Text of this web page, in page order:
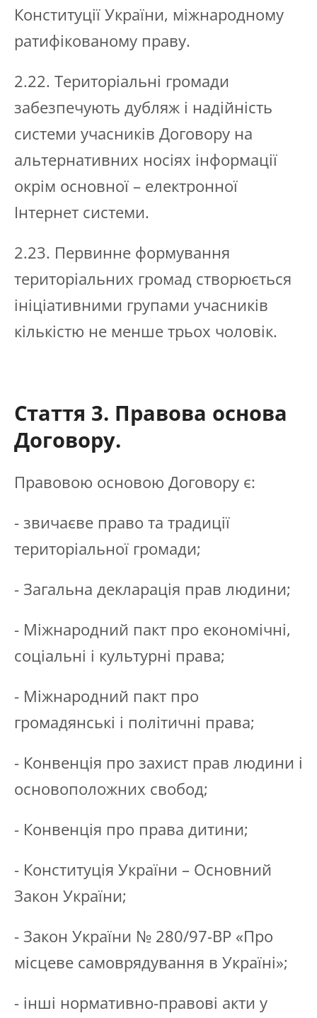
Конституції України, міжнародному
ратифікованому праву.
2.22. Територіальні громади
забезпечують дубляж і надійність
системи учасників Договору на
альтернативних носіях інформації
окрім основної – електронної
Інтернет системи.
2.23. Первинне формування
територіальних громад створюється
ініціативними групами учасників
кількістю не менше трьох чоловік.
Стаття 3. Правова основа
Договору.
Правовою основою Договору є:
- звичаєве право та традиції
територіальної громади;
- Загальна декларація прав людини;
- Міжнародний пакт про економічні,
соціальні і культурні права;
- Міжнародний пакт про
громадянські і політичні права;
- Конвенція про захист прав людини і
основоположних свобод;
- Конвенція про права дитини;
- Конституція України – Основний
Закон України;
- Закон України № 280/97-ВР «Про
місцеве самоврядування в Україні»;
- інші нормативно-правові акти у